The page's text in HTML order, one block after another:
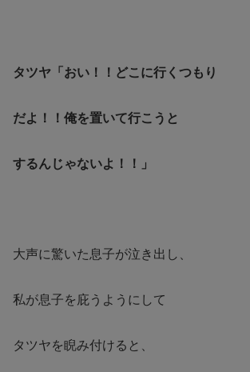
タツヤ「おい！！どこに行くつもり
だよ！！俺を置いて行こうと
するんじゃないよ！！」
大声に驚いた息子が泣き出し、
私が息子を庇うようにして
タツヤを睨み付けると、